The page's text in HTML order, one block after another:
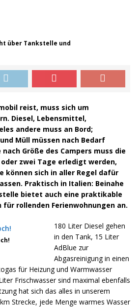
über Tankstelle und
reist, muss sich um
Diesel, Lebensmittel,
andere muss an Bord;
Müll müssen nach Bedarf
Größe des Campers muss die
zwei Tage erledigt werden,
können sich in aller Regel dafür
Praktisch in Italien: Beinahe
bietet auch eine praktikable
rollenden Ferienwohnungen an.
180 Liter Diesel gehen
in den Tank, 15 Liter
AdBlue zur
Abgasreinigung in einen
für Heizung und Warmwasser
Frischwasser sind maximal ebenfalls
hat sich das alles in unserem
Strecke, jede Menge warmes Wasser